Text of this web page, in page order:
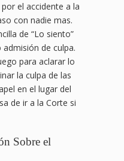
el accidente a la
con nadie mas.
de “Lo siento”
de culpa.
para aclarar lo
la culpa de las
en el lugar del
de ir a la Corte si
Sobre el